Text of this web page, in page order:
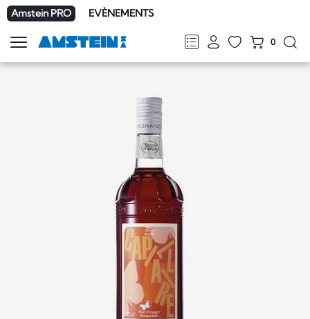
Amstein PRO EVÈNEMENTS
FRDEENIT
0
Afficher
la